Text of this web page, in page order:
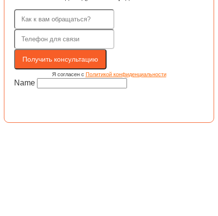
Получить консультацию
Я согласен с Политикой конфиденциальности
Name